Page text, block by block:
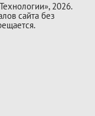
2026.
сайта без